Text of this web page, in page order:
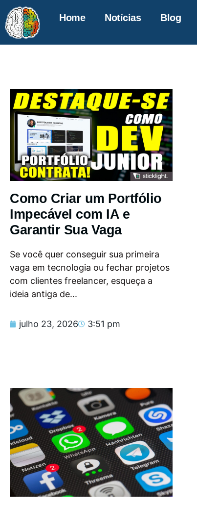
Home Notícias Blog
Como Criar um Portfólio
Impecável com IA e
Garantir Sua Vaga
Se você quer conseguir sua primeira
vaga em tecnologia ou fechar projetos
com clientes freelancer, esqueça a
ideia antiga de...
julho 23, 2026 3:51 pm